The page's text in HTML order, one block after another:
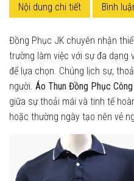
Nội dung chi tiết Bình
Đồng Phục JK chuyên nhận
trường làm việc với sự đa dạng
để lựa chọn. Chúng lịch sự,
người. Áo Thun Đồng Phục
giữa sự thoải mái và tinh tế
hoặc thường ngày tạo nên vẻ